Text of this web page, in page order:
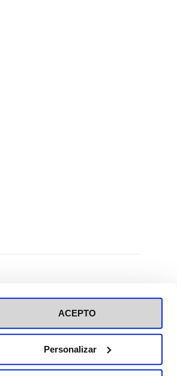
ACEPTO
Personalizar
de privacidad de RRSS